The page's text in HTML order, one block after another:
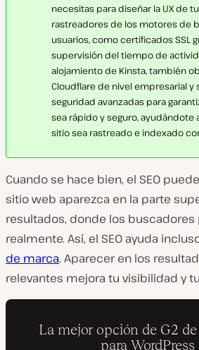
necesitas para diseñar la UX de
rastreadores de los motores de
usuarios, como certificados SSL
supervisión del tiempo de
alojamiento de Kinsta, también
Cloudflare de nivel empresarial y
seguridad avanzadas para
sea rápido y seguro, ayudándote
sitio sea rastreado e indexado
Cuando se hace bien, el SEO
sitio web aparezca en la parte
resultados, donde los buscadores
realmente. Así, el SEO ayuda
de marca. Aparecer en los
relevantes mejora tu visibilidad y